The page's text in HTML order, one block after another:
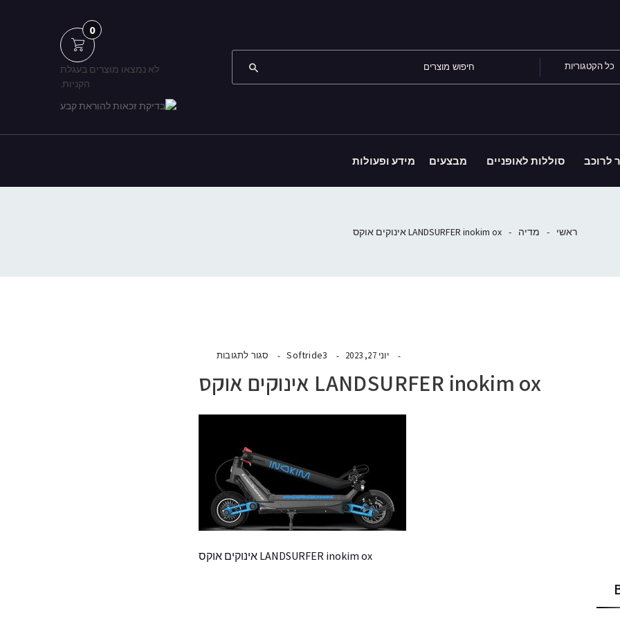
כל הקטגוריות
0
לא נמצאו מוצרים בעגלת
הקניות.
לרוכב סוללות לאופניים מבצעים מידע ופעולות
ראשי - מדיה - LANDSURFER inokim ox אינוקים אוקס
יוני 27, 2023 Softride3 סגור לתגובות
LANDSURFER inokim ox אינוקים אוקס
LANDSURFER inokim ox אינוקים אוקס